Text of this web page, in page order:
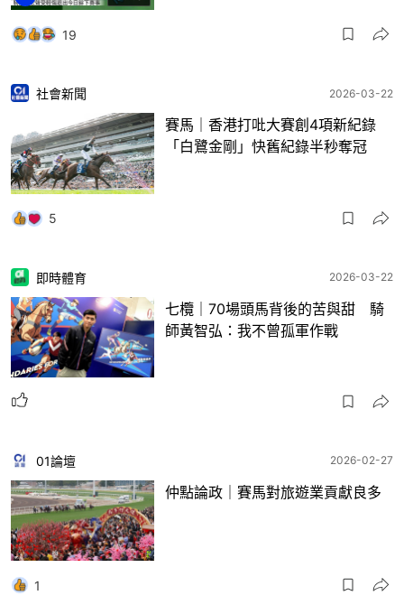
19
社會新聞 2026-03-22
賽馬｜香港打吡大賽創4項新紀錄
「白鷺金剛」快舊紀錄半秒奪冠
5
即時體育 2026-03-22
七欖｜70場頭馬背後的苦與甜 騎
師⿈智弘：我不曾孤軍作戰
01論壇 2026-02-27
仲點論政｜賽馬對旅遊業貢獻良多
1